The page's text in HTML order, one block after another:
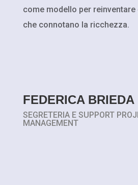
come modello per
che connotano la ricchezza.
FEDERICA BRIEDA
SEGRETERIA E SUPPORT
MANAGEMENT